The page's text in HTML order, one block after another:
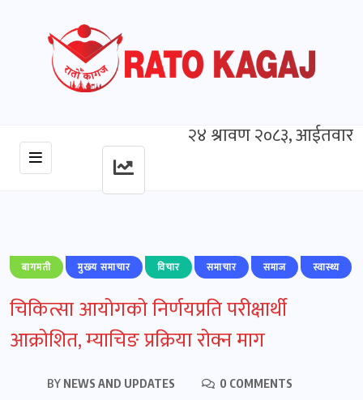
२४ श्रावण २०८३, आईतवार
बागमती मुख्‍य समाचार विचार समाचार समाज स्वास्थ्य
चिकित्सा आयोगको निर्णयप्रति परीक्षार्थी
आक्रोशित, म्याचिङ प्रक्रिया रोक्न माग
BYNEWS AND UPDATES 0 COMMENTS